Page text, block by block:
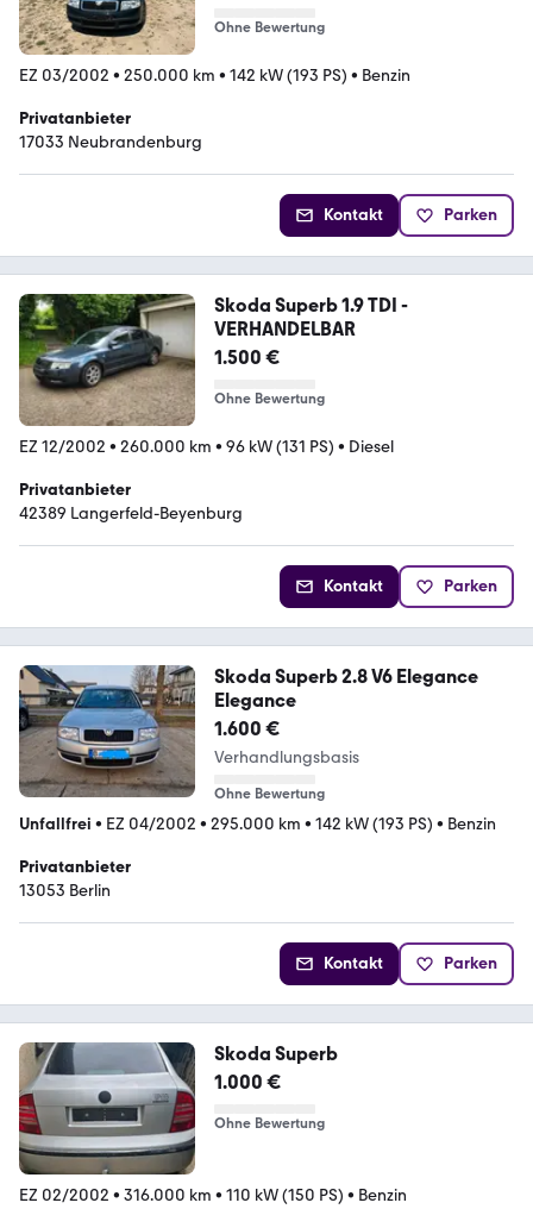
Ohne Bewertung
EZ 03/2002 • 250.000 km • 142 kW (193 PS) • Benzin
Privatanbieter
17033 Neubrandenburg
Kontakt Parken
Skoda Superb 1.9 TDI -
VERHANDELBAR
1.500 €
Ohne Bewertung
EZ 12/2002 • 260.000 km • 96 kW (131 PS) • Diesel
Privatanbieter
42389 Langerfeld-Beyenburg
Kontakt Parken
Skoda Superb 2.8 V6 Elegance
Elegance
1.600 €
Verhandlungsbasis
Ohne Bewertung
Unfallfrei • EZ 04/2002 • 295.000 km • 142 kW (193 PS) • Benzin
Privatanbieter
13053 Berlin
Kontakt Parken
Skoda Superb
1.000 €
Ohne Bewertung
EZ 02/2002 • 316.000 km • 110 kW (150 PS) • Benzin